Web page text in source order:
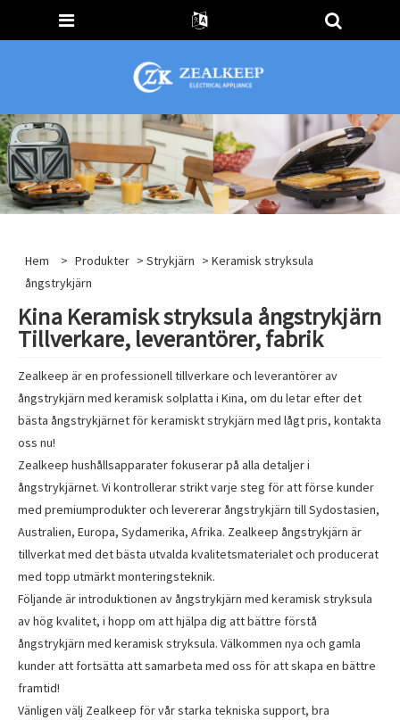
Hem > Produkter >Strykjärn > Keramisk stryksula
ångstrykjärn
Kina Keramisk stryksula ångstrykjärn
Tillverkare, leverantörer, fabrik
Zealkeep är en professionell tillverkare och leverantörer av
ångstrykjärn med keramisk solplatta i Kina, om du letar efter det
bästa ångstrykjärnet för keramiskt strykjärn med lågt pris, kontakta
oss nu!
Zealkeep hushållsapparater fokuserar på alla detaljer i
ångstrykjärnet. Vi kontrollerar strikt varje steg för att förse kunder
med premiumprodukter och levererar ångstrykjärn till Sydostasien,
Australien, Europa, Sydamerika, Afrika. Zealkeep ångstrykjärn är
tillverkat med det bästa utvalda kvalitetsmaterialet och producerat
med topp utmärkt monteringsteknik.
Följande är introduktionen av ångstrykjärn med keramisk stryksula
av hög kvalitet, i hopp om att hjälpa dig att bättre förstå
ångstrykjärn med keramisk stryksula. Välkommen nya och gamla
kunder att fortsätta att samarbeta med oss ​​för att skapa en bättre
framtid!
Vänligen välj Zealkeep för vår starka tekniska support, bra